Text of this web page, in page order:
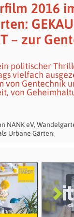
2016
– zur
politischer
vielfach
von Gentechnik
von
NANK eV,
Urbane Gärten: